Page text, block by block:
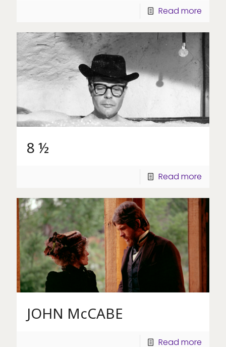
Read more
8 ½
Read more
JOHN McCABE
Read more